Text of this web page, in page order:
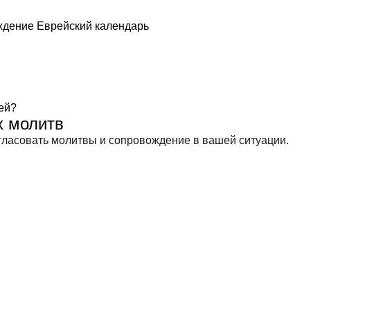
Еврейский календарь
молитв
молитвы и сопровождение в вашей ситуации.